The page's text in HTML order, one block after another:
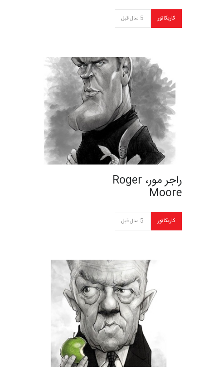
کاریکاتور 5 سال قبل
راجر مور، Roger
Moore
کاریکاتور 5 سال قبل